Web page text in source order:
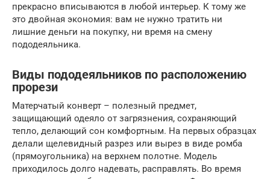
прекрасно вписываются в любой интерьер. К тому же
это двойная экономия: вам не нужно тратить ни
лишние деньги на покупку, ни время на смену
пододеяльника.
Виды пододеяльников по расположению
прорези
Матерчатый конверт – полезный предмет,
защищающий одеяло от загрязнения, сохраняющий
тепло, делающий сон комфортным. На первых образцах
делали щелевидный разрез или вырез в виде ромба
(прямоугольника) на верхнем полотне. Модель
приходилось долго надевать, расправлять. Во время